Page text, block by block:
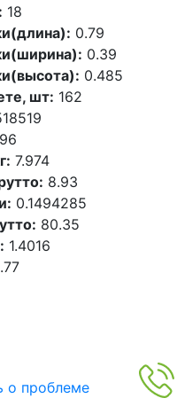
18
0.79
0.39
0.485
шт: 162
7.974
8.93
0.1494285
80.35
1.4016
о проблеме